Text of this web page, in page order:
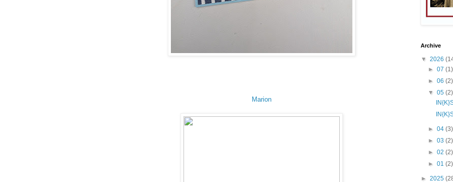
Marion
Archive
▼ 2026
►07(1)
►06(2)
▼05(2)
►04(3)
►03(2)
►02(2)
►01(2)
► 2025